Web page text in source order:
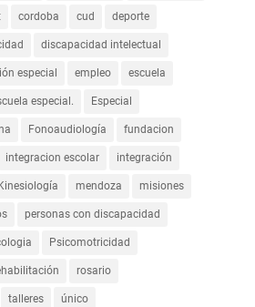
cordoba cud deporte
discapacidad intelectual
especial empleo escuela
especial. Especial
Fonoaudiología fundacion
integracion escolar integración
Kinesiología mendoza misiones
personas con discapacidad
Psicomotricidad
rosario
talleres único